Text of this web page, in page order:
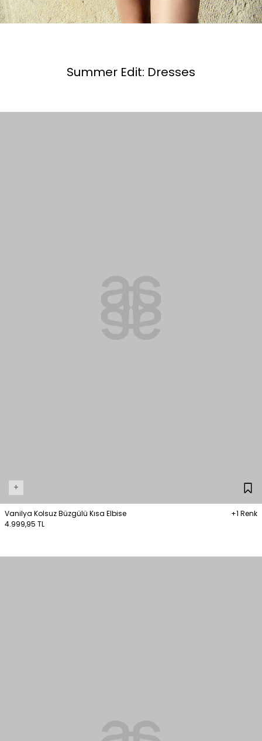
Summer Edit: Dresses
+
Vanilya Kolsuz Büzgülü Kısa Elbise
+1 Renk
4.999,95 TL